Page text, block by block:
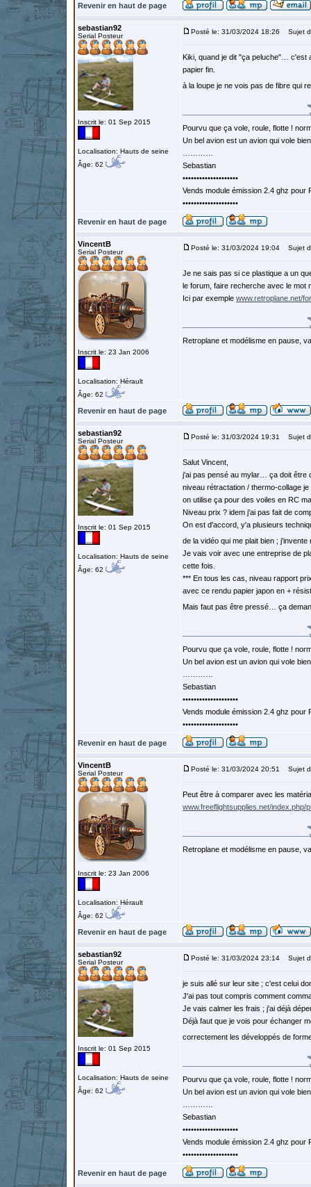
Revenir en haut de page
sebastian92
Serial Posteur
Inscrit le: 01 Sep 2015
Localisation: Hauts de seine
Âge: 62
Posté le: 31/03/2024 18:26 Sujet
Kiki, quand je dit "ça peluche"… c'est
papier fin.
à la loupe je ne vois pas de fibre qui
Pourvu que ça vole, roule, flotte !
Un bel avion est un avion qui vole
Sebastian
••••••••••••••••••••
Vends module émission 2.4 ghz
••••••••••••••••••••
Revenir en haut de page
VincentB
Serial Posteur
Inscrit le: 23 Jan 2006
Localisation: Hérault
Âge: 62
Posté le: 31/03/2024 19:04 Sujet
Je ne sais pas si ce plastique a un
le forum, faire recherche avec le mot
Ici par exemple www.retroplane.net/
Retroplane et modélisme en pause,
Revenir en haut de page
sebastian92
Serial Posteur
Inscrit le: 01 Sep 2015
Localisation: Hauts de seine
Âge: 62
Posté le: 31/03/2024 19:31 Sujet
Salut Vincent,
j'ai pas pensé au mylar… ça doit être
niveau rétractation / thermo-collage
on utilise ça pour des voiles en RC
Niveau prix ? idem j'ai pas fait de
On est d'accord, y'a plusieurs
de la vidéo qui me plait bien ;
Je vais voir avec une entreprise de
cette fois.
*** En tous les cas, niveau rapport
avec ce rendu papier japon en +
Mais faut pas être pressé… ça
Pourvu que ça vole, roule, flotte !
Un bel avion est un avion qui vole
Sebastian
••••••••••••••••••••
Vends module émission 2.4 ghz
••••••••••••••••••••
Revenir en haut de page
VincentB
Serial Posteur
Inscrit le: 23 Jan 2006
Localisation: Hérault
Âge: 62
Posté le: 31/03/2024 20:51 Sujet
Peut être à comparer avec les
www.freeflightsupplies.net/
Retroplane et modélisme en pause,
Revenir en haut de page
sebastian92
Serial Posteur
Inscrit le: 01 Sep 2015
Localisation: Hauts de seine
Âge: 62
Posté le: 31/03/2024 23:14 Sujet
je suis allé sur leur site ; c'est celui
J'ai pas tout compris comment
Je vais calmer les frais ; j'ai déjà
Déjà faut que je vois pour échanger
correctement les développés de
Pourvu que ça vole, roule, flotte !
Un bel avion est un avion qui vole
Sebastian
••••••••••••••••••••
Vends module émission 2.4 ghz
••••••••••••••••••••
Revenir en haut de page